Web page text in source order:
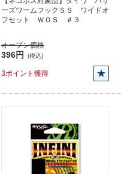
ーズワームフックＳＳ ワイドオ
フセット ＷＯＳ ＃３
オープン価格
396円 (税込)
3ポイント獲得